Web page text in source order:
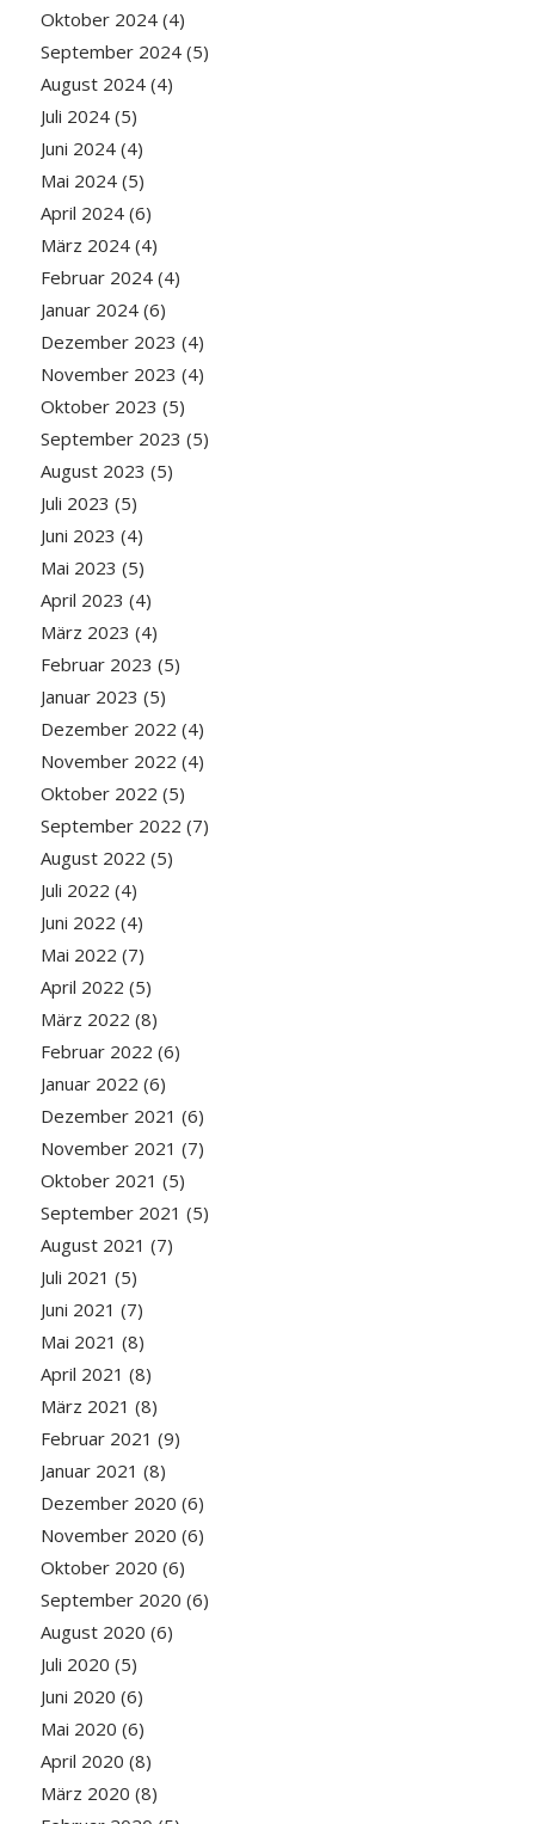
Oktober 2024(4)
September 2024(5)
August 2024(4)
Juli 2024(5)
Juni 2024(4)
Mai 2024(5)
April 2024(6)
März 2024(4)
Februar 2024(4)
Januar 2024(6)
Dezember 2023 (4)
November 2023 (4)
Oktober 2023 (5)
September 2023 (5)
August 2023 (5)
Juli 2023 (5)
Juni 2023 (4)
Mai 2023 (5)
April 2023 (4)
März 2023 (4)
Februar 2023 (5)
Januar 2023 (5)
Dezember 2022 (4)
November 2022 (4)
Oktober 2022 (5)
September 2022 (7)
August 2022 (5)
Juli 2022 (4)
Juni 2022 (4)
Mai 2022 (7)
April 2022 (5)
März 2022 (8)
Februar 2022 (6)
Januar 2022 (6)
Dezember 2021 (6)
November 2021 (7)
Oktober 2021 (5)
September 2021 (5)
August 2021 (7)
Juli 2021 (5)
Juni 2021 (7)
Mai 2021 (8)
April 2021 (8)
März 2021 (8)
Februar 2021 (9)
Januar 2021 (8)
Dezember 2020 (6)
November 2020 (6)
Oktober 2020 (6)
September 2020 (6)
August 2020 (6)
Juli 2020 (5)
Juni 2020 (6)
Mai 2020 (6)
April 2020 (8)
März 2020 (8)